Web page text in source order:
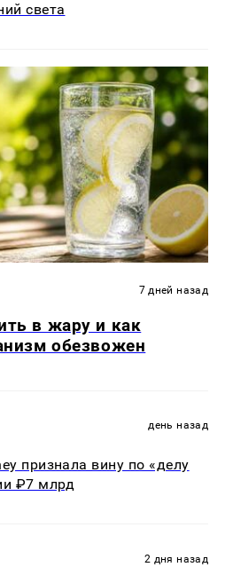
света
7 дней назад
в жару и как
обезвожен
день назад
признала вину по «делу
₽7 млрд
2 дня назад